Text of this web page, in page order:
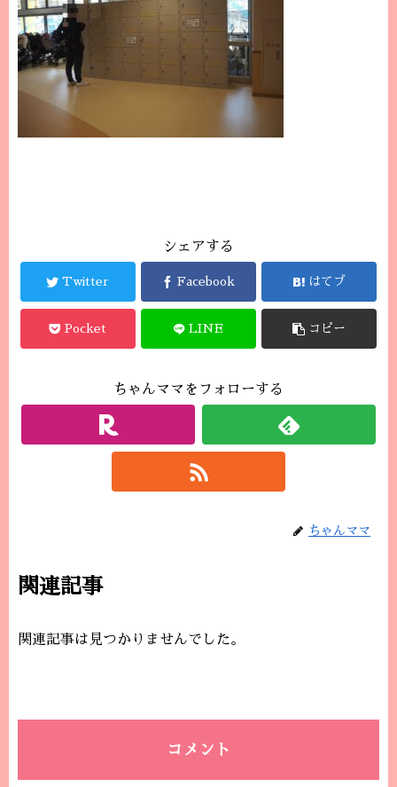
シェアする
Twitter Facebook はてブ
Pocket LINE コピー
ちゃんママをフォローする
ちゃんママ
関連記事
関連記事は見つかりませんでした。
コメント